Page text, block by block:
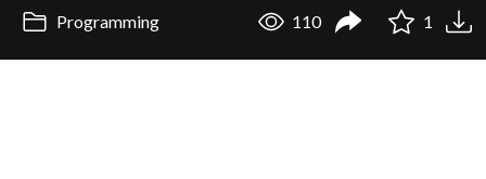
Programming 110 1